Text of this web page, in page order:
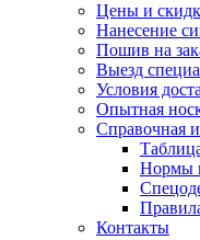
Цены и
Нанесение
Пошив на
Выезд
Условия
Опытная
Справочная
Нормы
Контакты